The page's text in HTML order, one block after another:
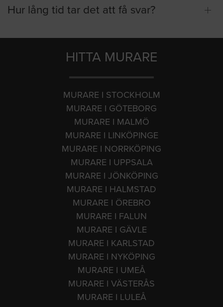
Hur lång tid tar det att få svar?
HITTA MURARE
MURARE I STOCKHOLM
MURARE I GÖTEBORG
MURARE I MALMÖ
MURARE I LINKÖPINGE
MURARE I NORRKÖPING
MURARE I UPPSALA
MURARE I JÖNKÖPING
MURARE I HALMSTAD
MURARE I ÖREBRO
MURARE I FALUN
MURARE I GÄVLE
MURARE I KARLSTAD
MURARE I NYKÖPING
MURARE I UMEÅ
MURARE I VÄSTERÅS
MURARE I LULEÅ